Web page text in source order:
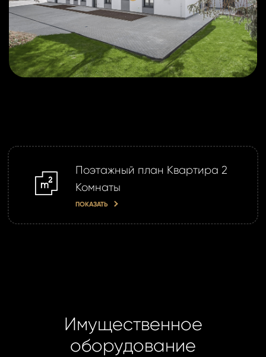
Поэтажный план Квартира 2
Комнаты
ПОКАЗАТЬ
Имущественное
оборудование